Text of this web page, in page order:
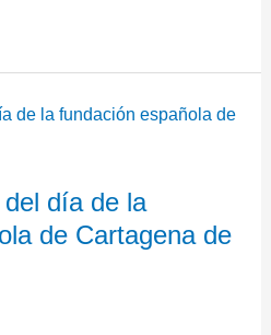
día de la
de Cartagena de